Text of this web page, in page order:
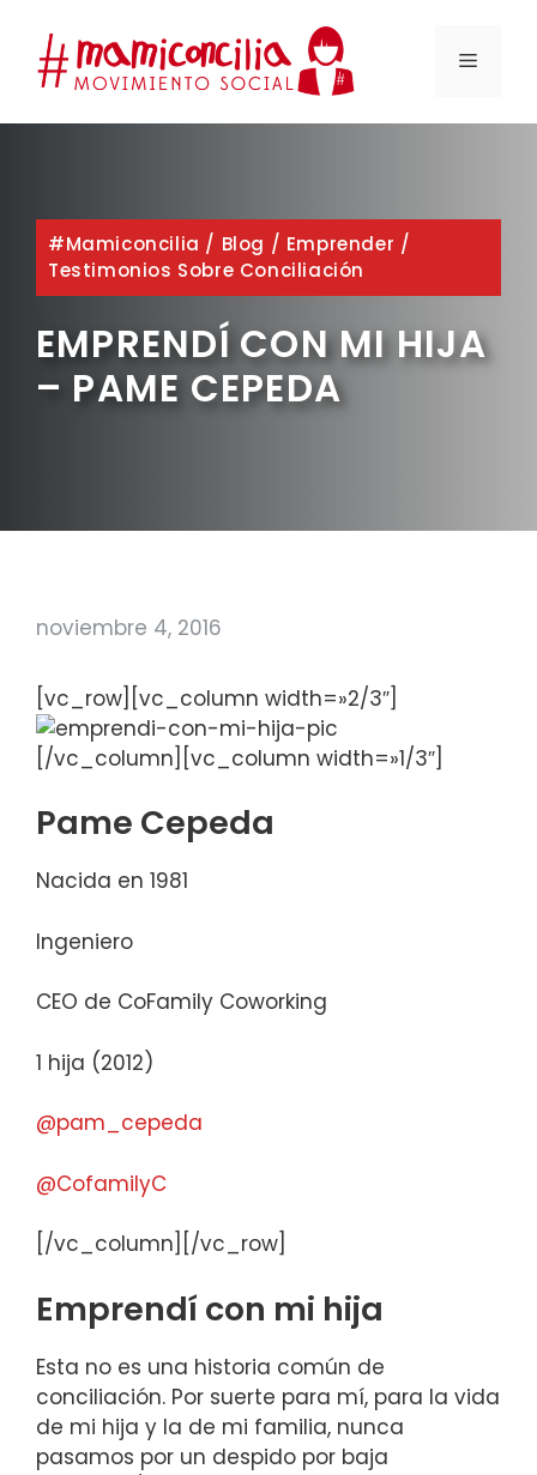
contenido
MENÚ
#mamiconcilia / Blog / Emprender /
Testimonios Sobre Conciliación
EMPRENDÍ CON MI HIJA
– PAME CEPEDA
noviembre 4, 2016
[vc_row][vc_column width=»2/3″]
[/vc_column][vc_column width=»1/3″]
Pame Cepeda
Nacida en 1981
Ingeniero
CEO de CoFamily Coworking
1 hija (2012)
@pam_cepeda
@CofamilyC
[/vc_column][/vc_row]
Emprendí con mi hija
Esta no es una historia común de
conciliación. Por suerte para mí, para la vida
de mi hija y la de mi familia, nunca
pasamos por un despido por baja